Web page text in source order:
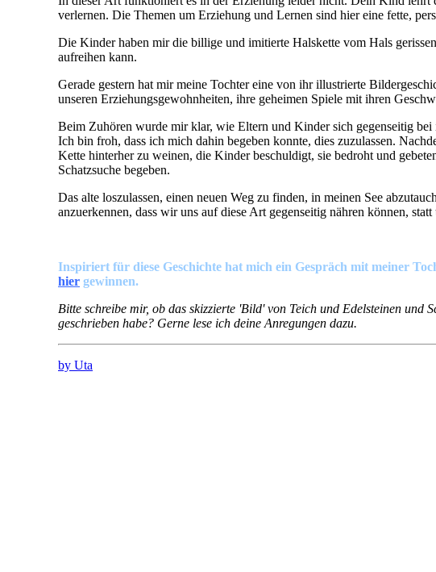
verlernen. Die Themen um Erziehung und Lernen sind hier eine fette,
Die Kinder haben mir die billige und imitierte Halskette vom Hals
aufreihen kann.
Gerade gestern hat mir meine Tochter eine von ihr illustrierte
unseren Erziehungsgewohnheiten, ihre geheimen Spiele mit ihren
Beim Zuhören wurde mir klar, wie Eltern und Kinder sich gegenseitig
Ich bin froh, dass ich mich dahin begeben konnte, dies zuzulassen.
Kette hinterher zu weinen, die Kinder beschuldigt, sie bedroht und
Schatzsuche begeben.
Das alte loszulassen, einen neuen Weg zu finden, in meinen See
anzuerkennen, dass wir uns auf diese Art gegenseitig nähren können,
Inspiriert für diese Geschichte hat mich ein Gespräch mit meiner
hier gewinnen.
Bitte schreibe mir, ob das skizzierte 'Bild' von Teich und Edelsteinen und
geschrieben habe? Gerne lese ich deine Anregungen dazu.
by Uta